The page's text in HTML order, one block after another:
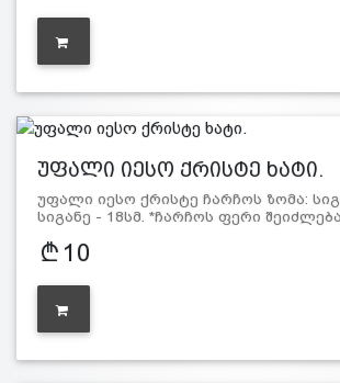
უფალი იესო ქრისტე ხატი.
უფალი იესო ქრისტე ჩარჩოს ზომა:
სიგანე - 18სმ. *ჩარჩოს ფერი შეიძლება
10